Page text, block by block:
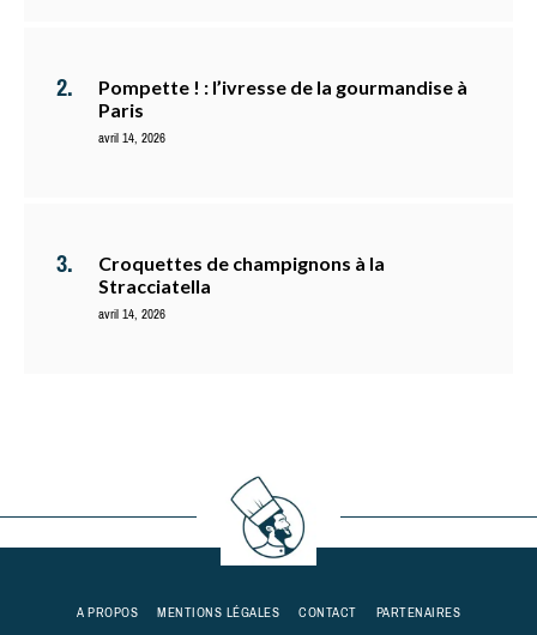
Pompette ! : l’ivresse de la gourmandise à
Paris
avril 14, 2026
Croquettes de champignons à la
Stracciatella
avril 14, 2026
A PROPOS MENTIONS LÉGALES CONTACT
PARTENAIRES